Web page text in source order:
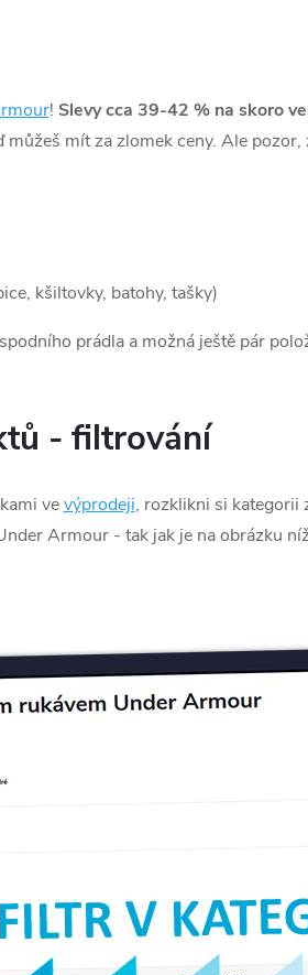
! Slevy cca 39-42 % na skoro
mít za zlomek ceny. Ale
kšiltovky, batohy, tašky)
prádla a možná ještě pár
- filtrování
vevýprodeji, rozklikni si kategorii
Armour - tak jak je na obrázku